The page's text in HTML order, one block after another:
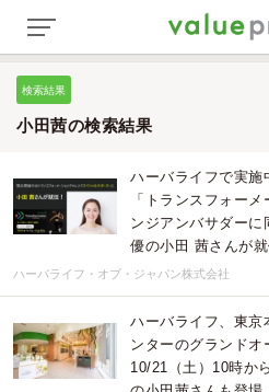
検索結果
小田茜の検索結果
ハーバライフで実施
「トランスフォー
ンジアンバサダーに
優の小田 茜さんが
ハーバライフ・オブ・ジャパン株式会社
ハーバライフ、東京
ンターのグランドオ
10/21（土）10時か